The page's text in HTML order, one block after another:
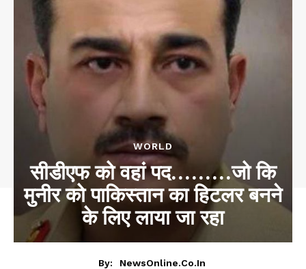
WORLD
सीडीएफ को वहां पद………जो कि
मुनीर को पाकिस्तान का हिटलर बनने
के लिए लाया जा रहा
By:
NewsOnline.co.in